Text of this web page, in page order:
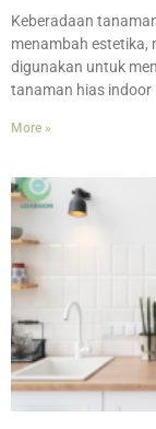
Keberadaan
menambah estetika,
digunakan untuk
tanaman hias indoor
More »